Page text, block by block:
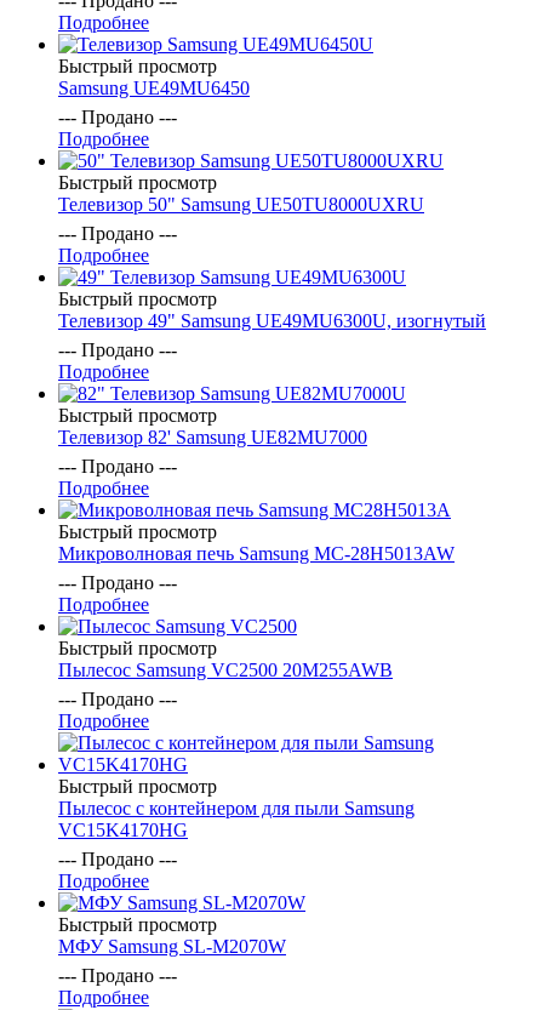
Подробнее
Быстрый просмотр
Samsung UE49MU6450
--- Продано ---
Подробнее
Быстрый просмотр
Телевизор 50" Samsung UE50TU8000UXRU
--- Продано ---
Подробнее
Быстрый просмотр
Телевизор 49" Samsung UE49MU6300U, изогнутый
--- Продано ---
Подробнее
Быстрый просмотр
Телевизор 82' Samsung UE82MU7000
--- Продано ---
Подробнее
Быстрый просмотр
Микроволновая печь Samsung MC-28H5013AW
--- Продано ---
Подробнее
Быстрый просмотр
Пылесос Samsung VC2500 20M255AWB
--- Продано ---
Подробнее
Быстрый просмотр
Пылесос с контейнером для пыли Samsung
VC15K4170HG
--- Продано ---
Подробнее
Быстрый просмотр
МФУ Samsung SL-M2070W
--- Продано ---
Подробнее